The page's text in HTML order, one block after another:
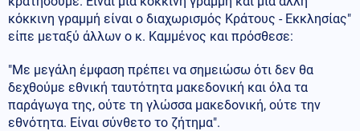
κόκκινη γραμμή είναι ο διαχωρισμός Κράτους - Εκκλησίας"
είπε μεταξύ άλλων ο κ. Καμμένος και πρόσθεσε:
"Με μεγάλη έμφαση πρέπει να σημειώσω ότι δεν θα
δεχθούμε εθνική ταυτότητα μακεδονική και όλα τα
παράγωγα της, ούτε τη γλώσσα μακεδονική, ούτε την
εθνότητα. Είναι σύνθετο το ζήτημα".